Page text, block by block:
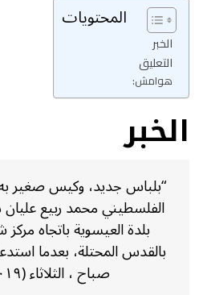
المحتويات
الخبر
التعليق
هوامش:
الخبر
“بلباس جديد، وكيس صغير
الفلسطيني محمد ربيع
بلدة العيسوية باتجاه
بالقدس المحتلة، بعدما
صباح ، الثلاثاء (٣٠/٧/٢٠١٩).